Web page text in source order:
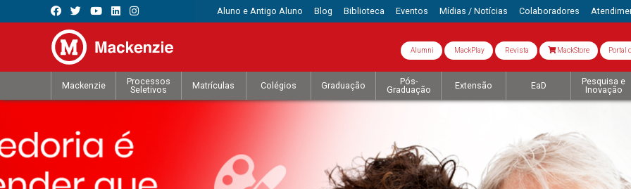
Aluno e Antigo Aluno Blog Biblioteca Eventos Mídias / Notícias Colaboradores
Alumni MackPlay Revista MackStore Portal
Mackenzie
Processos
Seletivos
Matrículas Colégios Graduação
Pós-
Graduação
Extensão EaD
Pesquisa e
Inovação